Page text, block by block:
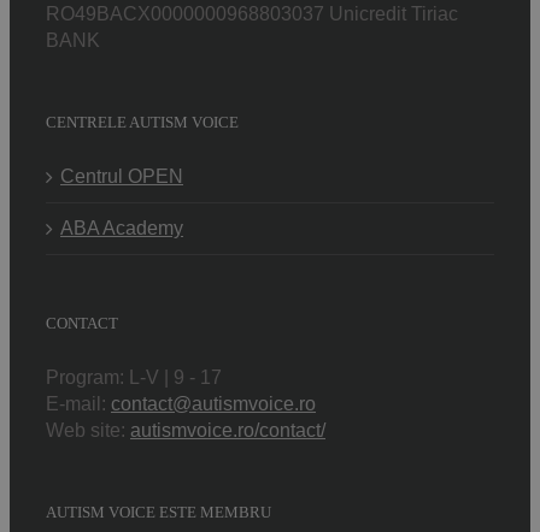
RO49BACX0000000968803037 Unicredit Tiriac
BANK
CENTRELE AUTISM VOICE
Centrul OPEN
ABA Academy
CONTACT
Program: L-V | 9 - 17
E-mail: contact@autismvoice.ro
Web site: autismvoice.ro/contact/
AUTISM VOICE ESTE MEMBRU